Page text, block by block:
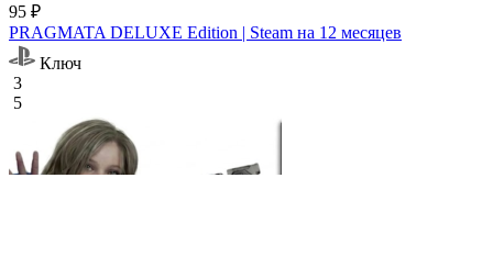
95 ₽
PRAGMATA DELUXE Edition | Steam на 12 месяцев
Ключ
3
5